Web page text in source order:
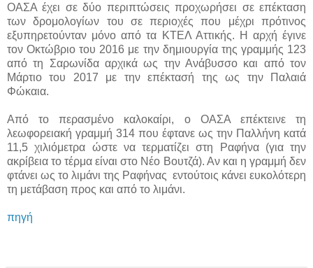
ΟΑΣΑ έχει σε δύο περιπτώσεις προχωρήσει σε επέκταση
των δρομολογίων του σε περιοχές που μέχρι πρότινος
εξυπηρετούνταν μόνο από τα ΚΤΕΛ Αττικής. Η αρχή έγινε
τον Οκτώβριο του 2016 με την δημιουργία της γραμμής 123
από τη Σαρωνίδα αρχικά ως την Ανάβυσσο και από τον
Μάρτιο του 2017 με την επέκτασή της ως την Παλαιά
Φώκαια.
Από το περασμένο καλοκαίρι, ο ΟΑΣΑ επέκτεινε τη
λεωφορειακή γραμμή 314 που έφτανε ως την Παλλήνη κατά
11,5 χιλιόμετρα ώστε να τερματίζει στη Ραφήνα (για την
ακρίβεια το τέρμα είναι στο Νέο Βουτζά). Αν και η γραμμή δεν
φτάνει ως το λιμάνι της Ραφήνας εντούτοις κάνει ευκολότερη
τη μετάβαση προς και από το λιμάνι.
πηγή